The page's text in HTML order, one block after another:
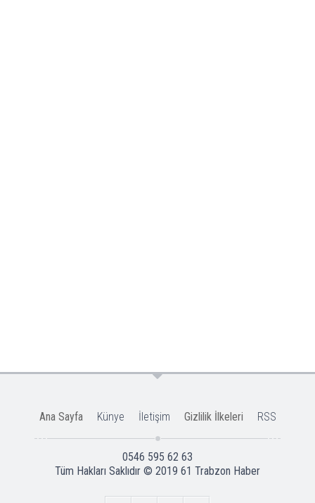
Ana Sayfa Künye İletişim Gizlilik İlkeleri RSS
0546 595 62 63
Tüm Hakları Saklıdır © 2019 61 Trabzon Haber